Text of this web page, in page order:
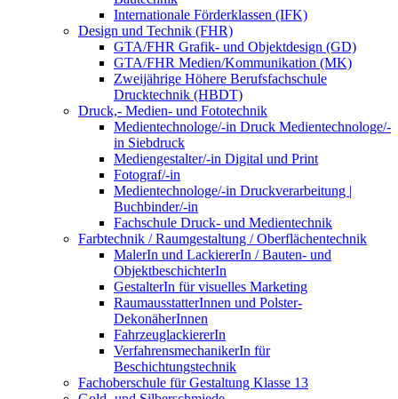
Internationale Förderklassen (IFK)
Design und Technik (FHR)
GTA/FHR Grafik- und Objektdesign (GD)
GTA/FHR Medien/Kommunikation (MK)
Zweijährige Höhere Berufsfachschule
Drucktechnik (HBDT)
Druck,- Medien- und Fototechnik
Medientechnologe/-in Druck Medientechnologe/-
in Siebdruck
Mediengestalter/-in Digital und Print
Fotograf/-in
Medientechnologe/-in Druckverarbeitung |
Buchbinder/-in
Fachschule Druck- und Medientechnik
Farbtechnik / Raumgestaltung / Oberflächentechnik
MalerIn und LackiererIn / Bauten- und
ObjektbeschichterIn
GestalterIn für visuelles Marketing
RaumausstatterInnen und Polster-
DekonäherInnen
FahrzeuglackiererIn
VerfahrensmechanikerIn für
Beschichtungstechnik
Fachoberschule für Gestaltung Klasse 13